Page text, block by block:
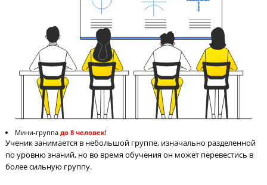
СМС-отчетность родителям после урока
После каждого урока родитель получает СМС с оценками
за работу на уроке, тестирование и домашнее задание.